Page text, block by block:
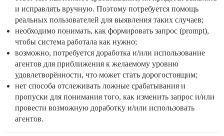
и исправлять вручную. Поэтому потребуется помощь
реальных пользователей для выявления таких случаев;
необходимо понимать, как формировать запрос (prompt),
чтобы система работала как нужно;
возможно, потребуется доработка и/или использование
агентов для приближения к желаемому уровню
удовлетворённости, что может стать дорогостоящим;
нет способа отслеживать ложные срабатывания и
пропуски для понимания того, как изменить запрос и/или
провести возможную доработку и/или использовать
агентов.